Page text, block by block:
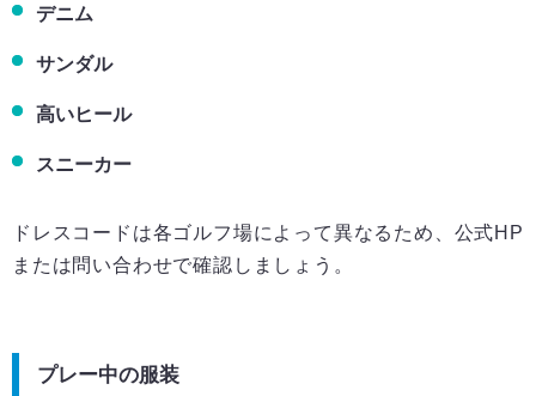
デニム
サンダル
高いヒール
スニーカー
ドレスコードは各ゴルフ場によって異なるため、公式HP
または問い合わせで確認しましょう。
プレー中の服装